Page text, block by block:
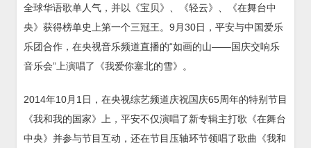
全球华语歌单人气，并以《宝贝》、《轻云》、《在舞台中
央》获得榜单史上第一个三冠王。9月30日，平安与中国爱乐
乐团合作，在央视音乐频道直播的“如画的山——国庆交响乐
音乐会”上演唱了《我爱你塞北的雪》。
2014年10月1日，在央视综艺频道庆祝国庆65周年的特别节目
《我和我的国家》上，平安不仅演唱了新专辑主打歌《在舞台
中央》并参与节目互动，还在节目压轴环节领唱了歌曲《我和